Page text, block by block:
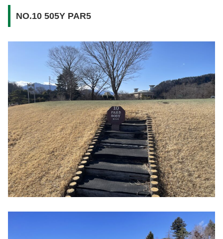
NO.10 505Y PAR5